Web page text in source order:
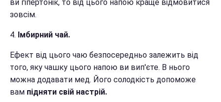
ви гіпертонік, то від цього напою краще відмовитися
зовсім.
4. Імбирний чай.
Ефект від цього чаю безпосередньо залежить від
того, яку чашку цього напою ви вип'єте. В нього
можна додавати мед. Його солодкість допоможе
вам підняти свій настрій.